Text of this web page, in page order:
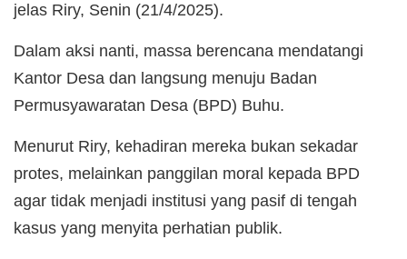
jelas Riry, Senin (21/4/2025).
Dalam aksi nanti, massa berencana mendatangi
Kantor Desa dan langsung menuju Badan
Permusyawaratan Desa (BPD) Buhu.
Menurut Riry, kehadiran mereka bukan sekadar
protes, melainkan panggilan moral kepada BPD
agar tidak menjadi institusi yang pasif di tengah
kasus yang menyita perhatian publik.